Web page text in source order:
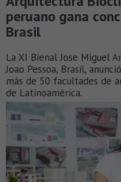
peruano gana
Brasil
La XI Bienal Jose Miguel
Joao Pessoa, Brasil,
más de 50 facultades de
de Latinoamérica.